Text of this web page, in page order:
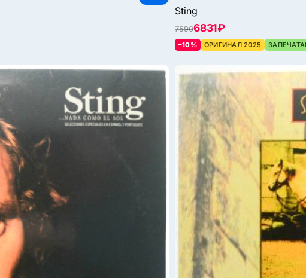
Sting
75906831 ₽
–10% ОРИГИНАЛ 2025